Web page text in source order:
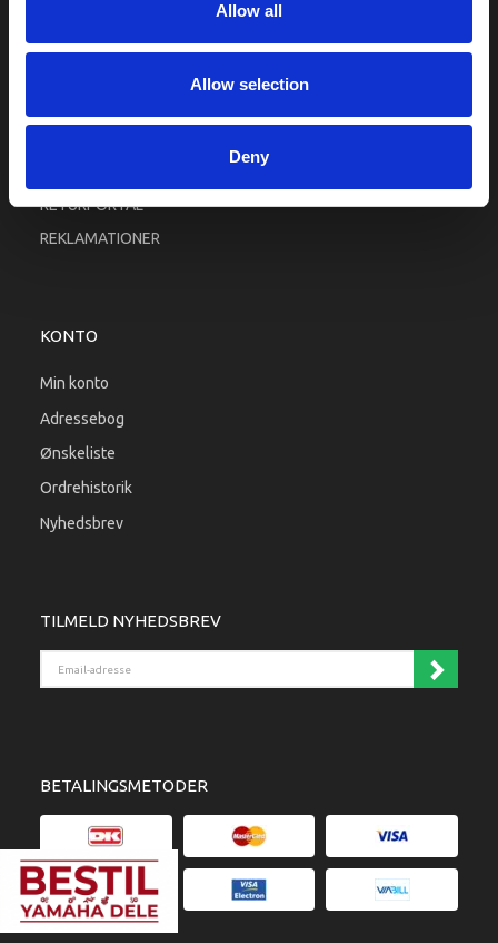
Allow all
Allow selection
Deny
RETURPORTAL
REKLAMATIONER
KONTO
Min konto
Adressebog
Ønskeliste
Ordrehistorik
Nyhedsbrev
TILMELD NYHEDSBREV
BETALINGSMETODER